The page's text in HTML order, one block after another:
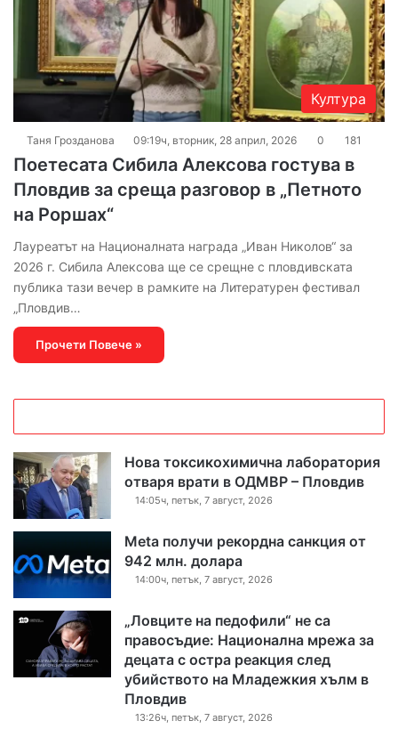
Култура
Таня Грозданова 09:19ч, вторник, 28 април, 2026 0 181
Поетесата Сибила Алексова гостува в
Пловдив за среща разговор в „Петното
на Роршах“
Лауреатът на Националната награда „Иван Николов“ за
2026 г. Сибила Алексова ще се срещне с пловдивската
публика тази вечер в рамките на Литературен фестивал
„Пловдив…
Прочети Повече »
Нова токсикохимична лаборатория
отваря врати в ОДМВР – Пловдив
14:05ч, петък, 7 август, 2026
Meta получи рекордна санкция от
942 млн. долара
14:00ч, петък, 7 август, 2026
„Ловците на педофили“ не са
правосъдие: Национална мрежа за
децата с остра реакция след
убийството на Младежкия хълм в
Пловдив
13:26ч, петък, 7 август, 2026